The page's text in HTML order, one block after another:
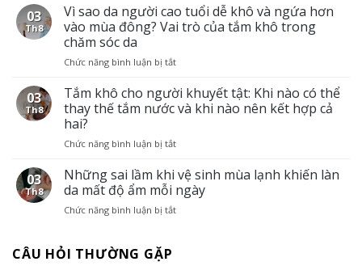
tình
trạng
tuổi
tắm
khô
cho
chuyển:
Giải
sạch
sẽ
khi
03
Th8
Vì sao da người cao tuổi dễ khô và ngứa hơn
vào mùa đông? Vai trò của tắm khô trong
chăm sóc da
Chức năng bình luận bị tắt
sao
da
người
khô
và
ngứa
03
Th8
Tắm khô cho người khuyết tật: Khi nào có thể
thay thế tắm nước và khi nào nên kết hợp cả
hai?
Chức năng bình luận bị tắt
khô
cho
người
03
Th8
Những sai lầm khi vệ sinh mùa lạnh khiến làn
da mất độ ẩm mỗi ngày
Chức năng bình luận bị tắt
CÂU HỎI THƯỜNG GẶP